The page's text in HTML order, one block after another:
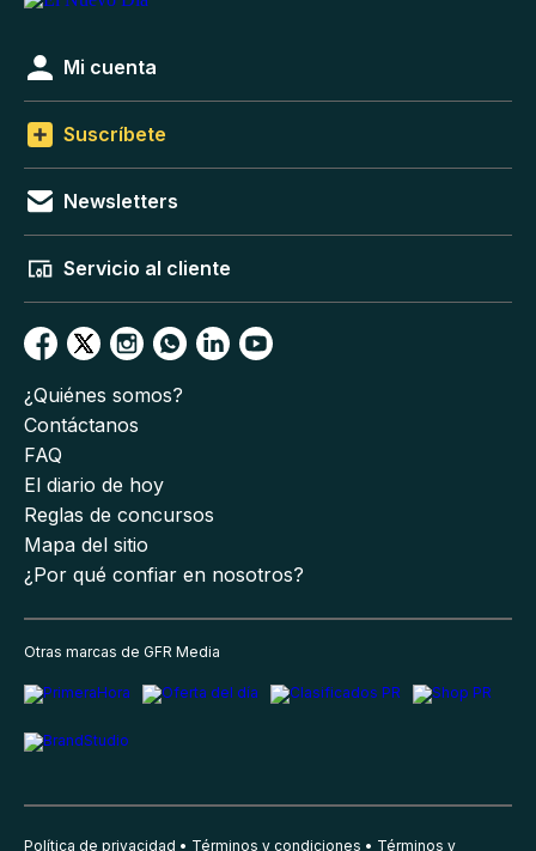
Mi cuenta
Suscríbete
Newsletters
Servicio al cliente
¿Quiénes somos?
Contáctanos
FAQ
El diario de hoy
Reglas de concursos
Mapa del sitio
¿Por qué confiar en nosotros?
Otras marcas de GFR Media
Política de privacidad Términos y condiciones Términos y